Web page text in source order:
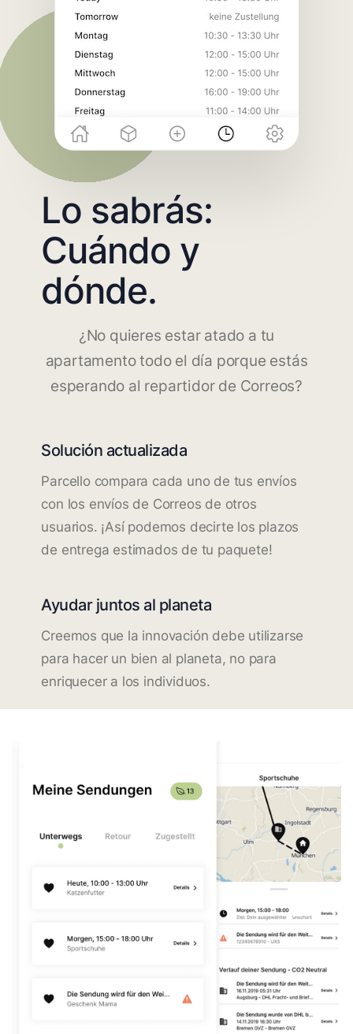
Lo sabrás:
Cuándo y
dónde.
¿No quieres estar atado a tu
apartamento todo el día porque estás
esperando al repartidor de Correos?
Solución actualizada
Parcello compara cada uno de tus envíos
con los envíos de Correos de otros
usuarios. ¡Así podemos decirte los plazos
de entrega estimados de tu paquete!
Ayudar juntos al planeta
Creemos que la innovación debe utilizarse
para hacer un bien al planeta, no para
enriquecer a los individuos.